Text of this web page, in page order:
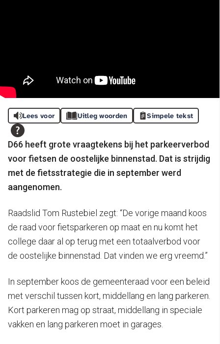
Lees voor Uitleg woorden Simpele tekst
D66 heeft grote vraagtekens bij het parkeerverbod
voor fietsen de oostelijke binnenstad. Dat is strijdig
met de fietsstrategie die in september werd
aangenomen.
Raadslid Tom Rustebiel zegt: “De vorige maand koos
de raad voor fietsparkeren op maat en nu komt het
college daar al op terug met een totaalverbod voor
de oostelijke binnenstad. Dat vinden we erg vreemd.”
In september koos de gemeenteraad voor een beleid
met verschil tussen kort, middellang en lang parkeren.
Kort parkeren mag op straat, middellang in speciale
vakken en lang parkeren moet in garages.